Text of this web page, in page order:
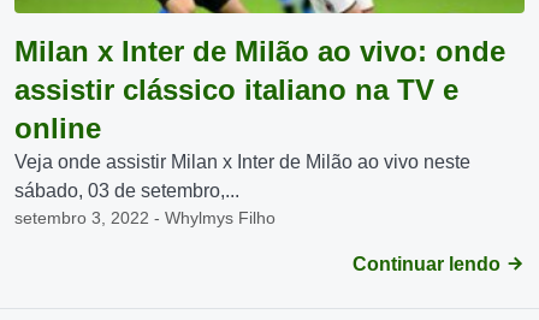
Milan x Inter de Milão ao vivo: onde
assistir clássico italiano na TV e
online
Veja onde assistir Milan x Inter de Milão ao vivo neste
sábado, 03 de setembro,...
setembro 3, 2022 - Whylmys Filho
Continuar lendo